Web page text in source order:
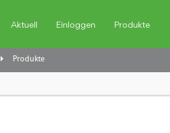
Aktuell Einloggen Produkte
Produkte